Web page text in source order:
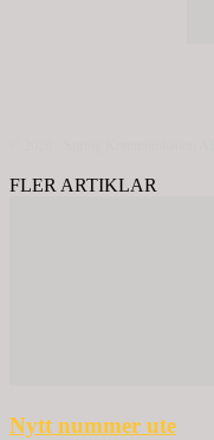
FLER ARTIKLAR
Nytt nummer ute